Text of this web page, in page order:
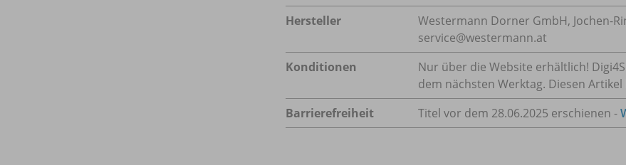
Hersteller
Westermann Dorner GmbH, Jochen-
service@westermann.at
Konditionen
Nur über die Website erhältlich!
dem nächsten Werktag. Diesen
Barrierefreiheit
Titel vor dem 28.06.2025 erschienen -